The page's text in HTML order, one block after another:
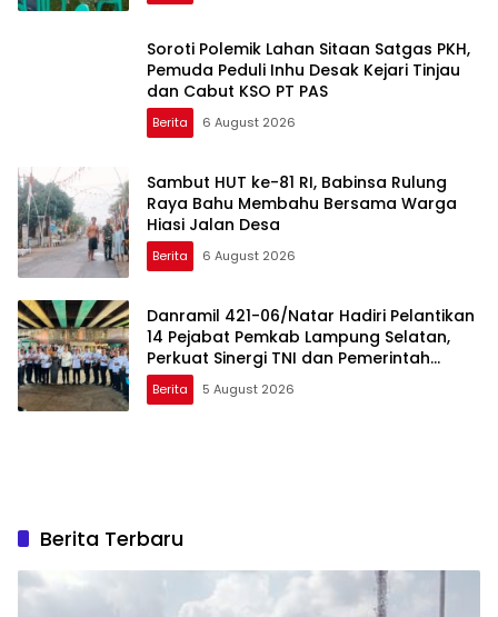
Soroti Polemik Lahan Sitaan Satgas PKH,
Pemuda Peduli Inhu Desak Kejari Tinjau
dan Cabut KSO PT PAS
Berita 6 August 2026
Sambut HUT ke-81 RI, Babinsa Rulung
Raya Bahu Membahu Bersama Warga
Hiasi Jalan Desa
Berita 6 August 2026
Danramil 421-06/Natar Hadiri Pelantikan
14 Pejabat Pemkab Lampung Selatan,
Perkuat Sinergi TNI dan Pemerintah
Daerah
Berita 5 August 2026
Berita Terbaru